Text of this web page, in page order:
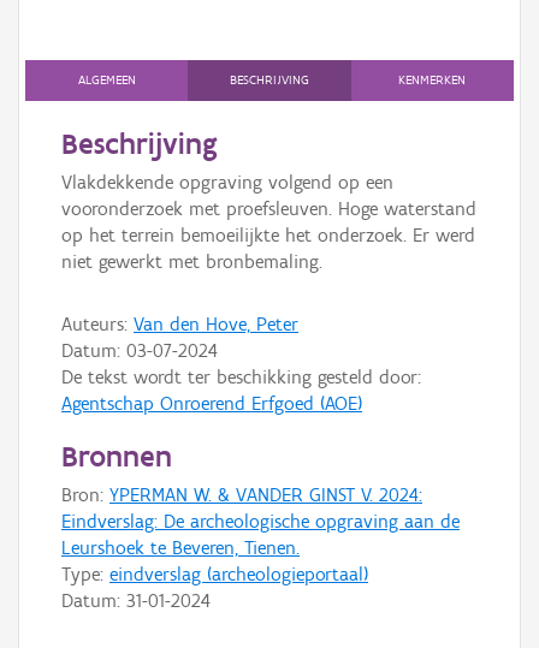
Gebeurtenis
Downloads
Hergebruik
ALGEMEEN BESCHRIJVING KENMERKEN
Beschrijving
Vlakdekkende opgraving volgend op een
vooronderzoek met proefsleuven. Hoge waterstand
op het terrein bemoeilijkte het onderzoek. Er werd
niet gewerkt met bronbemaling.
Auteurs: Van den Hove, Peter
Datum: 03-07-2024
De tekst wordt ter beschikking gesteld door:
Agentschap Onroerend Erfgoed (AOE)
Bronnen
Bron: YPERMAN W. & VANDER GINST V. 2024:
Eindverslag: De archeologische opgraving aan de
Leurshoek te Beveren, Tienen.
Type: eindverslag (archeologieportaal)
Datum: 31-01-2024